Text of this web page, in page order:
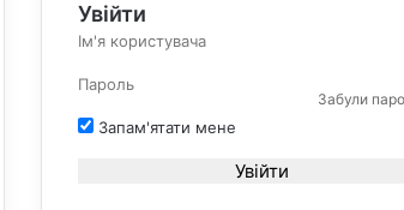
Увійти
Забули
Запам'ятати мене
Увійти